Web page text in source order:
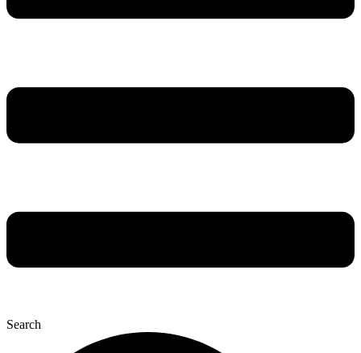
Search